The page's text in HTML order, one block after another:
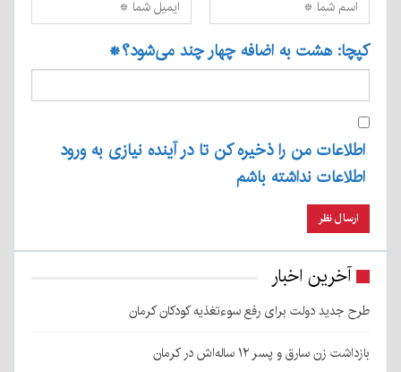
کپچا: هشت به اضافه چهار چند می‌شود؟*
اطلاعات من را ذخیره کن تا در آینده نیازی به ورود
اطلاعات نداشته باشم
آخرین اخبار
طرح جدید دولت برای رفع سوءتغذیه کودکان کرمان
بازداشت زن سارق و پسر ۱۲ ساله‌اش در کرمان